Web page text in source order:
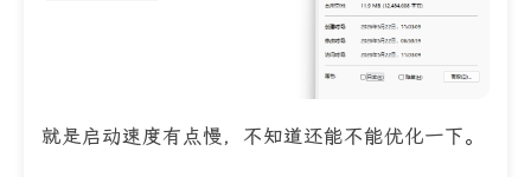
就是启动速度有点慢，不知道还能不能优化一下。